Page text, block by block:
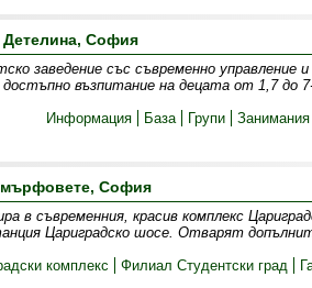
София
заведение със съвременно управление и
достъпно възпитание на децата от 1,7 до
Информация
База Групи Занимания
София
в съвременния, красив комплекс
Цариградско шосе. Отварят
комплекс Филиал Студентски град